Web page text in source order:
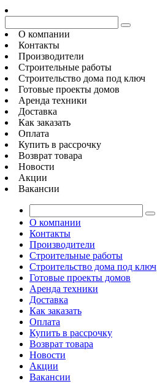
О компании
Контакты
Производители
Строительные работы
Строительство дома под ключ
Готовые проекты домов
Аренда техники
Доставка
Как заказать
Оплата
Купить в рассрочку
Возврат товара
Новости
Акции
Вакансии
О компании
Контакты
Производители
Строительные работы
Строительство дома под ключ
Готовые проекты домов
Аренда техники
Доставка
Как заказать
Оплата
Купить в рассрочку
Возврат товара
Новости
Акции
Вакансии